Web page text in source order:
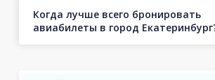
Когда лучше всего бронировать
авиабилеты в город